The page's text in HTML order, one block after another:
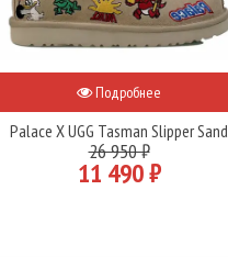
Подробнее
Palace X UGG Tasman Slipper Sand
26 950 ₽
11 490 ₽